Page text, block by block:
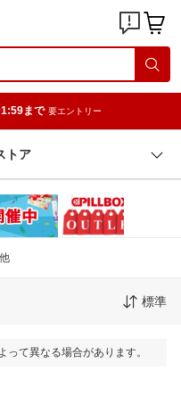
まで 要エントリー
トア
標準
て異なる場合があります。